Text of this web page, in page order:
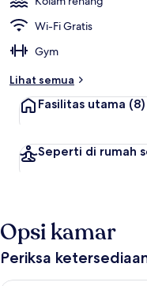
Wi-Fi Gratis
Gym
Lihat semua
Fasilitas utama (8)
Seperti di rumah
Opsi kamar
Periksa